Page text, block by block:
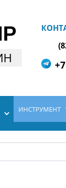
ИНСТРУМЕНТ